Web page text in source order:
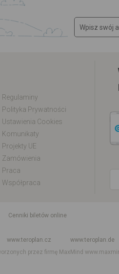
Regulaminy
Polityka Prywatności
Ustawienia Cookies
Komunikaty
Projekty UE
Zamówienia
Praca
Współpraca
Cenniki biletów online
www.teroplan.cz
www.teroplan.de
przez firmę MaxMind